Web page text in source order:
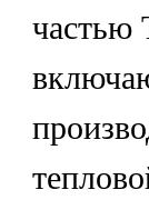
частью